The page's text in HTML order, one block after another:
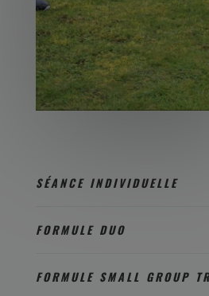
SÉANCE INDIVIDUELLE
FORMULE DUO
FORMULE SMALL GROUP